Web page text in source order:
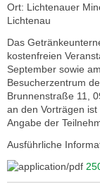
Ort: Lichtenauer
Lichtenau
Das
kostenfreien
September sowie
Besucherzentrum
Brunnenstraße 11,
an den Vorträgen
Angabe der
Ausführliche